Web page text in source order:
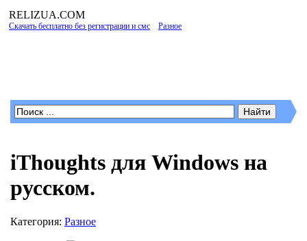
RELIZUA.COM
Скачать бесплатно без регистрации и смс Разное
iThoughts для Windows на
русском.
Категория: Разное